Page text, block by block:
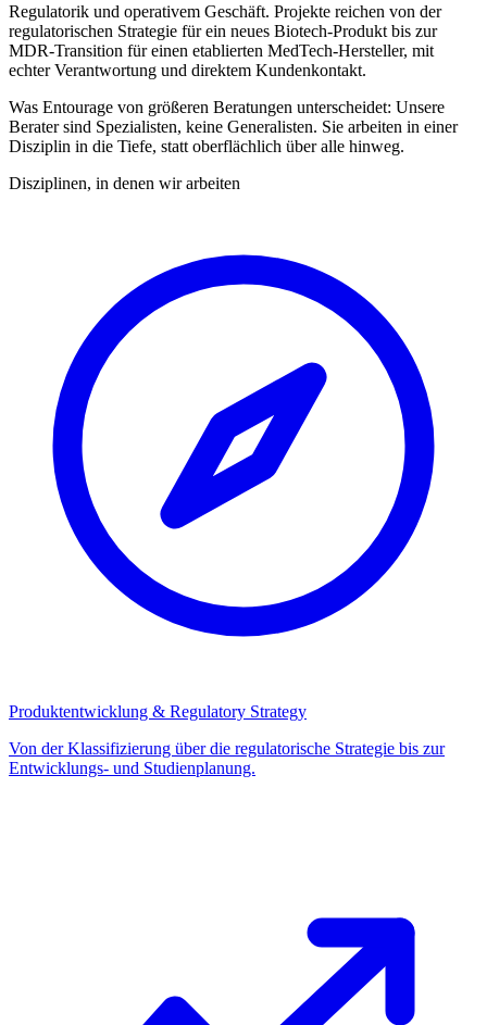
Regulatorik und operativem Geschäft. Projekte reichen von der
regulatorischen Strategie für ein neues Biotech-Produkt bis zur
MDR-Transition für einen etablierten MedTech-Hersteller, mit
echter Verantwortung und direktem Kundenkontakt.
Was Entourage von größeren Beratungen unterscheidet: Unsere
Berater sind Spezialisten, keine Generalisten. Sie arbeiten in einer
Disziplin in die Tiefe, statt oberflächlich über alle hinweg.
Disziplinen, in denen wir arbeiten
Produktentwicklung & Regulatory Strategy
Von der Klassifizierung über die regulatorische Strategie bis zur
Entwicklungs- und Studienplanung.